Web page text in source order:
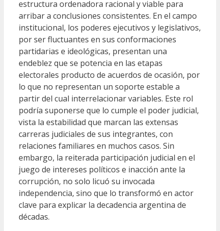
estructura ordenadora racional y viable para
arribar a conclusiones consistentes. En el campo
institucional, los poderes ejecutivos y legislativos,
por ser fluctuantes en sus conformaciones
partidarias e ideológicas, presentan una
endeblez que se potencia en las etapas
electorales producto de acuerdos de ocasión, por
lo que no representan un soporte estable a
partir del cual interrelacionar variables. Este rol
podría suponerse que lo cumple el poder judicial,
vista la estabilidad que marcan las extensas
carreras judiciales de sus integrantes, con
relaciones familiares en muchos casos. Sin
embargo, la reiterada participación judicial en el
juego de intereses políticos e inacción ante la
corrupción, no solo licuó su invocada
independencia, sino que lo transformó en actor
clave para explicar la decadencia argentina de
décadas.